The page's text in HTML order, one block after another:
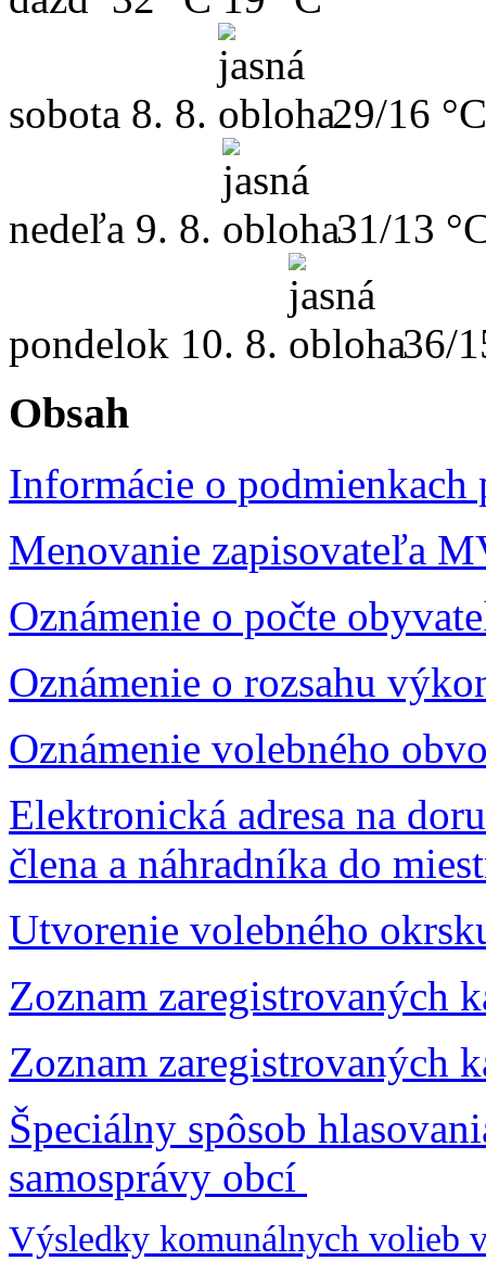
sobota 8. 8. 29/16 °C
nedeľa 9. 8. 31/13
pondelok 10. 8. 36/
Obsah
Informácie o
Menovanie zapisovateľa
Oznámenie o počte
Oznámenie o rozsahu
Oznámenie volebného
Elektronická adresa na
člena a náhradníka do
Utvorenie volebného
Zoznam zaregistrovaných
Zoznam zaregistrovaných
Špeciálny spôsob
samosprávy obcí
Výsledky komunálnych volieb